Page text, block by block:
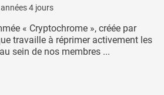
4 jours
« Cryptochrome », créée par
travaille à réprimer activement les
sein de nos membres ...